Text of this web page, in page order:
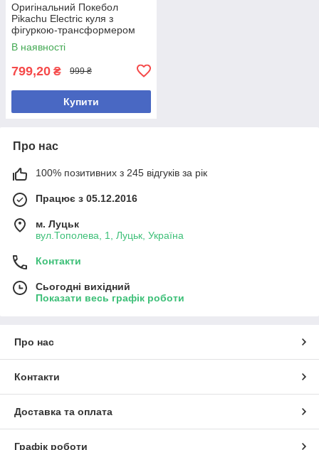
Оригінальний Покебол
Pikachu Electric куля з
фігуркою-трансформером
Покемон Пікачу
В наявності
799,20 ₴ 999 ₴
Купити
Про нас
100% позитивних з 245 відгуків за рік
Працює з 05.12.2016
м. Луцьк
вул.Тополева, 1, Луцьк, Україна
Контакти
Сьогодні вихідний
Показати весь графік роботи
Про нас
Контакти
Доставка та оплата
Графік роботи